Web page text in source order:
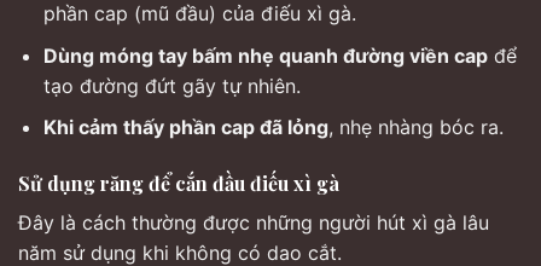
phần cap (mũ đầu) của điếu xì gà.
Dùng móng tay bấm nhẹ quanh đường viền capđể
tạo đường đứt gãy tự nhiên.
Khi cảm thấy phần cap đã lỏng, nhẹ nhàng bóc ra.
Sử dụng răng để cắn đầu điếu xì gà
Đây là cách thường được những người hút xì gà lâu
năm sử dụng khi không có dao cắt.